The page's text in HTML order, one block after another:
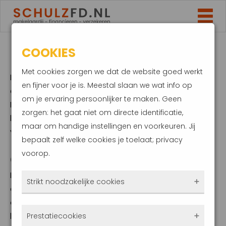
HYPOTHEKEN
Er kunnen talloze vraagstukken spelen rondom de
eigen woning en de hypotheek. Schulz Financiële
Diensten informeert u middels de verschillende
bladwijzers kort en krachtig wat de meest
voorkomende situaties inhouden.
GESPREK VOORBEREIDEN
Indien u interesse heeft in een oriënterend
adviesgesprek, verzoeken wij u de volgende
documenten te verzamelen en mee te nemen naar
het gesprek of op voorhand naar ons te
e-mailen
COOKIES
Met cookies zorgen we dat de website goed werkt
en fijner voor je is. Meestal slaan we wat info op
om je ervaring persoonlijker te maken. Geen
zorgen: het gaat niet om directe identificatie,
maar om handige instellingen en voorkeuren. Jij
bepaalt zelf welke cookies je toelaat; privacy
voorop.
Strikt noodzakelijke cookies
Prestatiecookies